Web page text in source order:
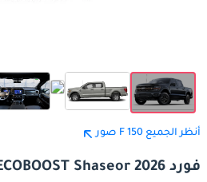
أنظر الجميع F 150 صور
فورد F 150 3.5L ECOBOOST Shaseor 2026